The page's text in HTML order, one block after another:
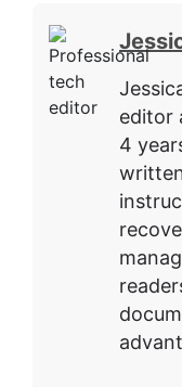
editor
4